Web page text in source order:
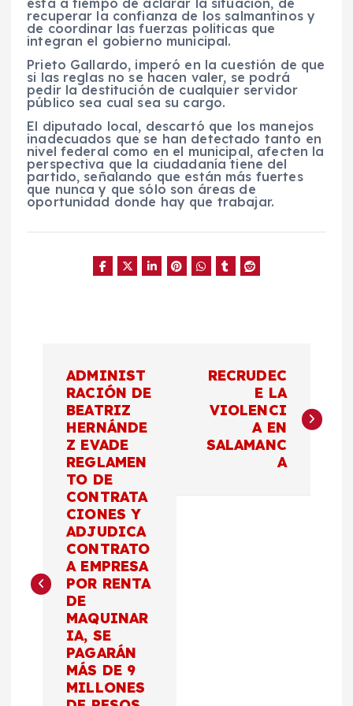
recuperar la confianza de los salmantinos y
de coordinar las fuerzas politicas que
integran el gobierno municipal.
Prieto Gallardo, imperó en la cuestión de que
si las reglas no se hacen valer, se podrá
pedir la destitución de cualquier servidor
público sea cual sea su cargo.
El diputado local, descartó que los manejos
inadecuados que se han detectado tanto en
nivel federal como en el municipal, afecten la
perspectiva que la ciudadanía tiene del
partido, señalando que están más fuertes
que nunca y que sólo son áreas de
oportunidad donde hay que trabajar.
c
ADMINIST
RACIÓN DE
BEATRIZ
HERNÁNDE
Z EVADE
REGLAMEN
TO DE
CONTRATA
CIONES Y
ADJUDICA
CONTRATO
A EMPRESA
POR RENTA
DE
MAQUINAR
IA, SE
PAGARÁN
MÁS DE 9
MILLONES
RECRUDEC
E LA
VIOLENCI
A EN
SALAMANC
A